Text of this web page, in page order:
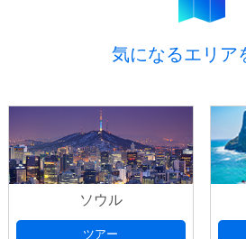
気になるエリア
ソウル
ツアー